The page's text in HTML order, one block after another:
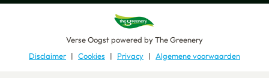
Verse Oogstpowered byThe Greenery
Disclaimer
Cookies Privacy Algemene voorwaarden